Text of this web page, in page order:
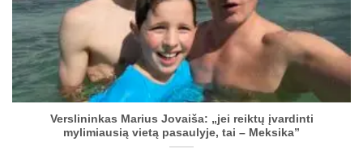
Verslininkas Marius Jovaiša: „jei reiktų įvardinti
mylimiausią vietą pasaulyje, tai – Meksika”